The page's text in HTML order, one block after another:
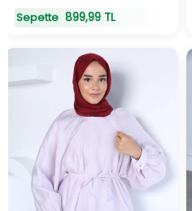
Sepette 899,99 TL